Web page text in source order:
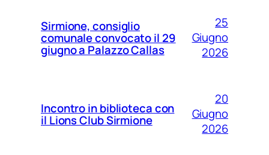
Sirmione, consiglio
comunale convocato il 29
giugno a Palazzo Callas
25
Giugno
2026
Incontro in biblioteca con
il Lions Club Sirmione
20
Giugno
2026